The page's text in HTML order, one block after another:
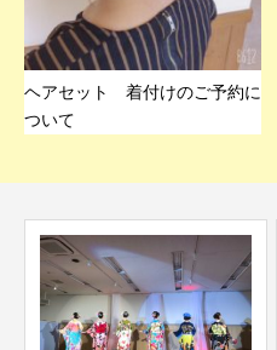
ヘアセット 着付けのご予約に
ついて